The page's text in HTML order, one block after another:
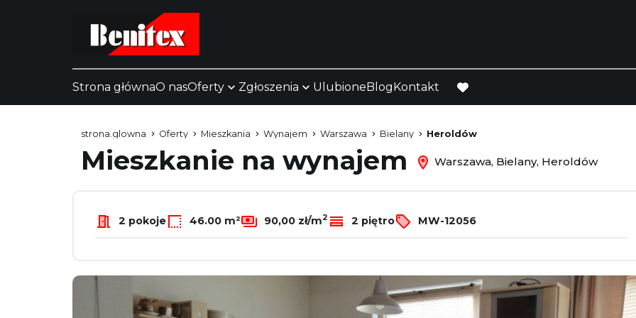
Strona głównaO nasOferty Zgłoszenia UlubioneBlogKontakt
favorite
strona.glowna Oferty Mieszkania Wynajem Warszawa Bielany Heroldów
Mieszkanie na wynajem Warszawa, Bielany, Heroldów
2 pokoje 46.00 m² 90,00 zł/m2 2 piętro MW-12056